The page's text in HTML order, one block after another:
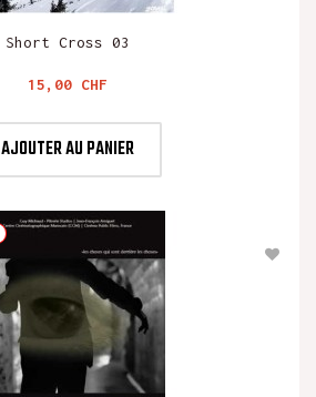
Short Cross 03
Prix
15,00 CHF
AJOUTER AU PANIER